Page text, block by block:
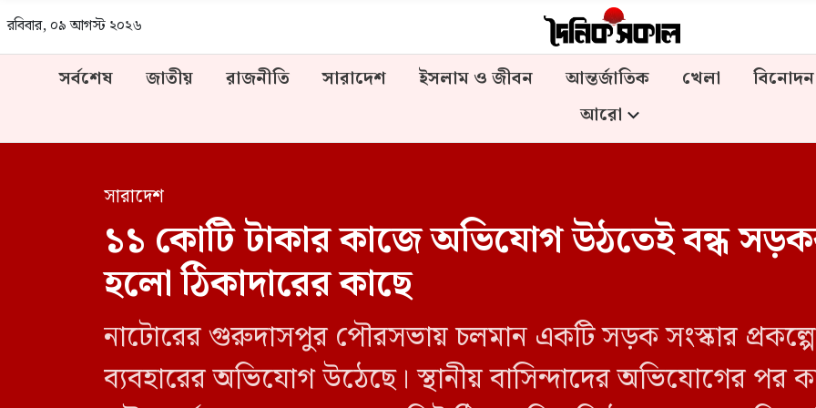
রবিবার, ০৯ আগস্ট ২০২৬
সর্বশেষ জাতীয় রাজনীতি সারাদেশ ইসলাম ও জীবন আন্তর্জাতিক খেলা
বিনোদন
আরো
সারাদেশ
১১ কোটি টাকার কাজে অভিযোগ উঠতেই বন্ধ
হলো ঠিকাদারের কাছে
নাটোরের গুরুদাসপুর পৌরসভায় চলমান একটি সড়ক সংস্কার প্রকল্পে
ব্যবহারের অভিযোগ উঠেছে। স্থানীয় বাসিন্দাদের অভিযোগের পর